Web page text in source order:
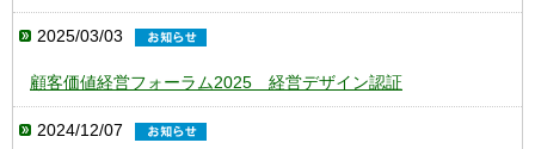
2025/03/03
顧客価値経営フォーラム2025 経営デザイン認証
2024/12/07